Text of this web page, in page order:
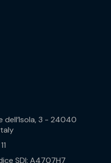
dell’Isola, 3 - 24040
SDI: A4707H7